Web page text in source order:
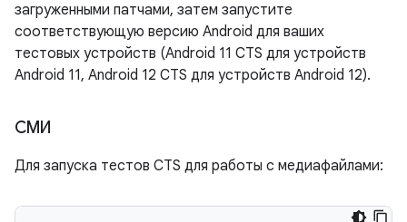
загруженными патчами, затем запустите
соответствующую версию Android для ваших
тестовых устройств (Android 11 CTS для устройств
Android 11, Android 12 CTS для устройств Android 12).
СМИ
Для запуска тестов CTS для работы с медиафайлами: